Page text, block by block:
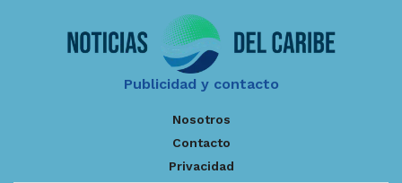
Publicidad y contacto
Nosotros
Contacto
Privacidad